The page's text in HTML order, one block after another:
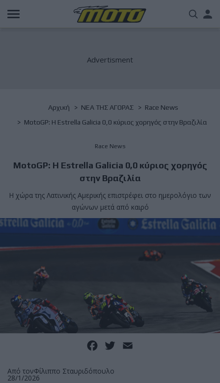
Παράκαμψη
προς
Breadcrumb
Αρχική NΕΑ ΤΗΣ ΑΓΟΡΑΣ
Race News
MotoGP: Η Estrella Galicia 0,0 κύριος χορηγός στην Βραζιλία
Race News
MotoGP: Η Estrella Galicia 0,0 κύριος χορηγός
στην Βραζιλία
Η χώρα της Λατινικής Αμερικής επιστρέφει στο ημερολόγιο των
αγώνων μετά από καιρό
Facebook
Twitter
Από τονΦίλιππο Σταυριδόπουλο
28/1/2026